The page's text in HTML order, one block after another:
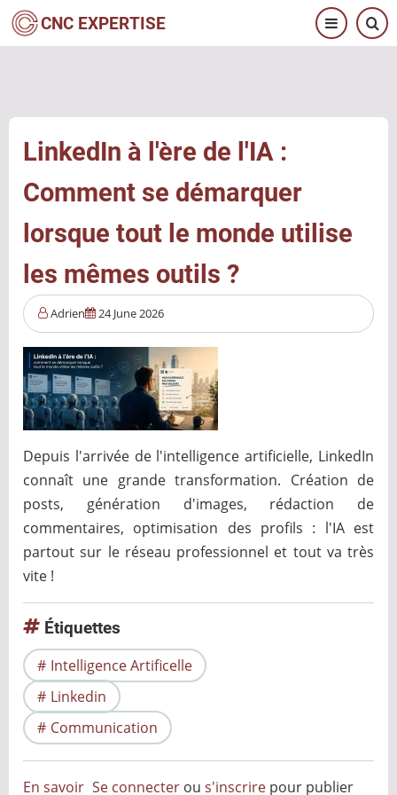
Aller
au
CNC EXPERTISE
LinkedIn à l'ère de l'IA :
Comment se démarquer
lorsque tout le monde utilise
les mêmes outils ?
Adrien 24 June 2026
Depuis l'arrivée de l'intelligence artificielle, LinkedIn
connaît une grande transformation. Création de
posts, génération d'images, rédaction de
commentaires, optimisation des profils : l'IA est
partout sur le réseau professionnel et tout va très
vite !
Étiquettes
Intelligence Artificelle
Linkedin
Communication
En savoir Se connecter ous'inscrire pour publier